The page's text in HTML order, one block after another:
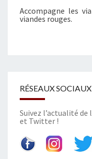
Accompagne les
viandes rouges.
RÉSEAUX SOCIAUX
Suivez l’actualité de
et Twitter !